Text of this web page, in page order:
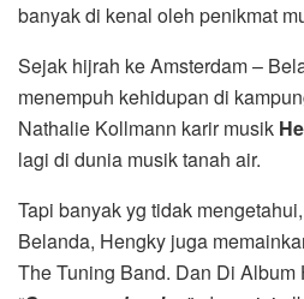
banyak di kenal oleh penikmat
Sejak hijrah ke Amsterdam –
menempuh kehidupan di
Nathalie Kollmann karir musik
lagi di dunia musik tanah air.
Tapi banyak yg tidak
Belanda, Hengky juga
The Tuning Band. Dan Di